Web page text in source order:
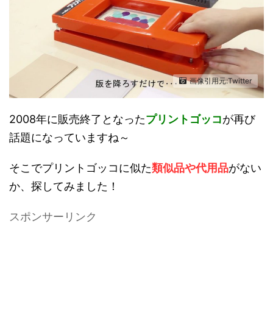
画像引用元:Twitter
2008年に販売終了となったプリントゴッコが再び
話題になっていますね～
そこでプリントゴッコに似た類似品や代用品がない
か、探してみました！
スポンサーリンク